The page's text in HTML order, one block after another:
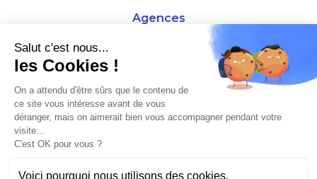
Agences
4 Rue de la Bourse - 69001 Lyon
10 rue d'Austerlitz - 75012 Paris
À L'HORIZON 2025
Salut c'est nous...
les Cookies !
On a attendu d'être sûrs que le contenu de
ce site vous intéresse avant de vous
déranger, mais on aimerait bien vous accompagner pendant votre
visite...
C'est OK pour vous ?
Voici pourquoi nous utilisons des cookies.